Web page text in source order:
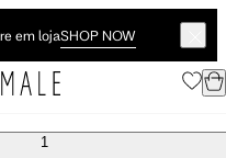
em lojaSHOP NOW